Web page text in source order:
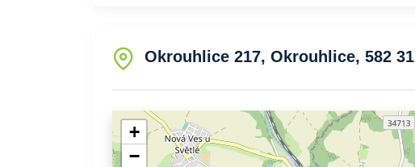
Okrouhlice 217, Okrouhlice, 582 31
+
−